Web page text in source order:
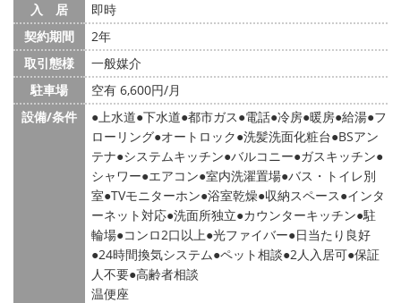
入 居
即時
契約期間
2年
取引態様
一般媒介
駐車場
空有 6,600円/月
設備/条件
上水道 下水道 都市ガス 電話 冷房 暖房 給湯 フ
ローリング オートロック 洗髪洗面化粧台 BSアン
テナ システムキッチン バルコニー ガスキッチン
シャワー エアコン 室内洗濯置場 バス・トイレ別
室 TVモニターホン 浴室乾燥 収納スペース インタ
ーネット対応 洗面所独立 カウンターキッチン 駐
輪場 コンロ2口以上 光ファイバー 日当たり良好
24時間換気システム ペット相談 2人入居可 保証
人不要 高齢者相談
温便座